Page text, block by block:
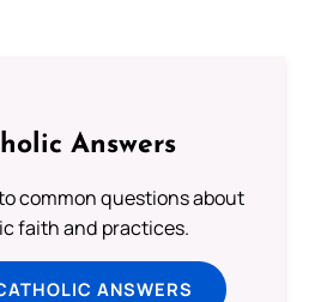
Answers
common questions about
faith and practices.
ANSWERS